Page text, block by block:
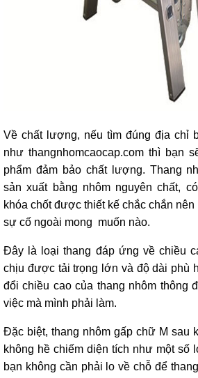
Về chất lượng, nếu tìm đúng địa chỉ
như thangnhomcaocap.com thì bạn
phẩm đảm bảo chất lượng. Thang
sản xuất bằng nhôm nguyên chất,
khóa chốt được thiết kế chắc chắn
sự cố ngoài mong muốn nào.
Đây là loại thang đáp ứng về chiều
chịu được tải trọng lớn và độ dài phù
đổi chiều cao của thang nhôm thông
việc mà mình phải làm.
Đặc biệt, thang nhôm gấp chữ M sau
không hề chiếm diện tích như một số
bạn không cần phải lo về chỗ để